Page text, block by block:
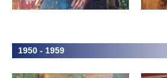
1950 - 1959